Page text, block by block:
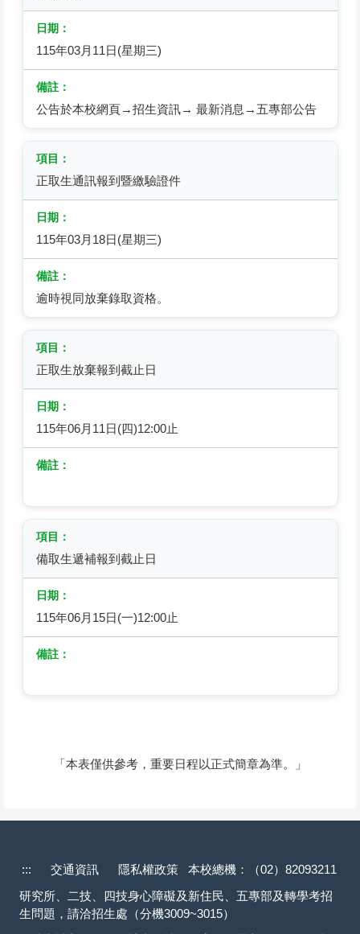
115年03月11日(星期三)
公告於本校網頁→招生資訊→ 最新消息→五專部公告
正取生通訊報到暨繳驗證件
115年03月18日(星期三)
逾時視同放棄錄取資格。
正取生放棄報到截止日
115年06月11日(四)12:00止
備取生遞補報到截止日
115年06月15日(一)12:00止
「本表僅供參考，重要日程以正式簡章為準。」
::: 交通資訊 隱私權政策
本校總機：（02）82093211
研究所、二技、四技身心障礙及新住民、五專部及轉學考招
生問題，請洽招生處（分機3009~3015）